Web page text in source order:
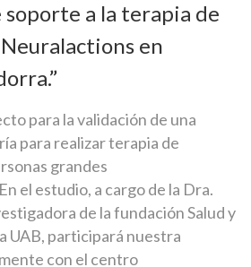
a la terapia de
en
para la validación de una
para realizar terapia de
grandes
el estudio, a cargo de la Dra.
de la fundación Salud y
UAB, participará nuestra
con el centro